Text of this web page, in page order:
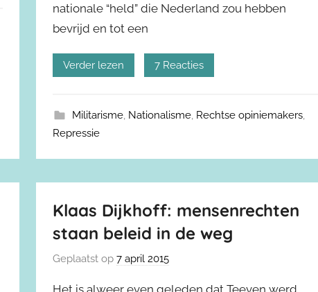
nationale “held” die Nederland zou hebben
bevrijd en tot een
Verder lezen 7 Reacties
Militarisme, Nationalisme, Rechtse opiniemakers,
Repressie
Klaas Dijkhoff: mensenrechten
staan beleid in de weg
Geplaatst op7 april 2015